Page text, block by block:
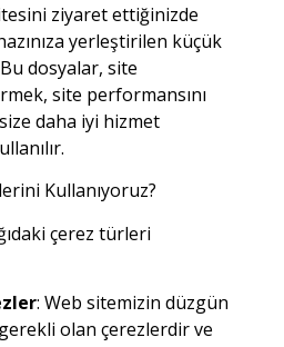
ziyaret ettiğinizde
yerleştirilen küçük
Bu dosyalar, site
site performansını
daha iyi hizmet
Kullanıyoruz?
çerez türleri
: Web sitemizin düzgün
gerekli olan çerezlerdir ve